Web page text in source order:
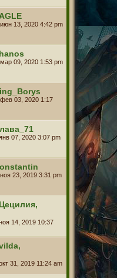
13, 2020 4:42 pm
09, 2020 1:53 pm
03, 2020 1:17
07, 2020 3:07 pm
23, 2019 3:31 pm
14, 2019 10:37
31, 2019 11:24 am